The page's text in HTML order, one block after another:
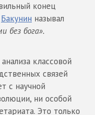
конец
Бакунин называл
без бога».
классовой
связей
с научной
ни особой
Это только